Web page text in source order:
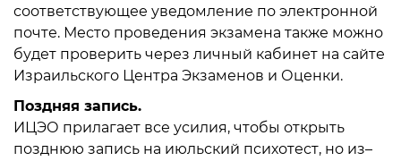
соответствующее уведомление по электронной
почте. Место проведения экзамена также можно
будет проверить через личный кабинет на сайте
Израильского Центра Экзаменов и Оценки.
Поздняя запись.
ИЦЭО прилагает все усилия, чтобы открыть
позднюю запись на июльский психотест, но из–